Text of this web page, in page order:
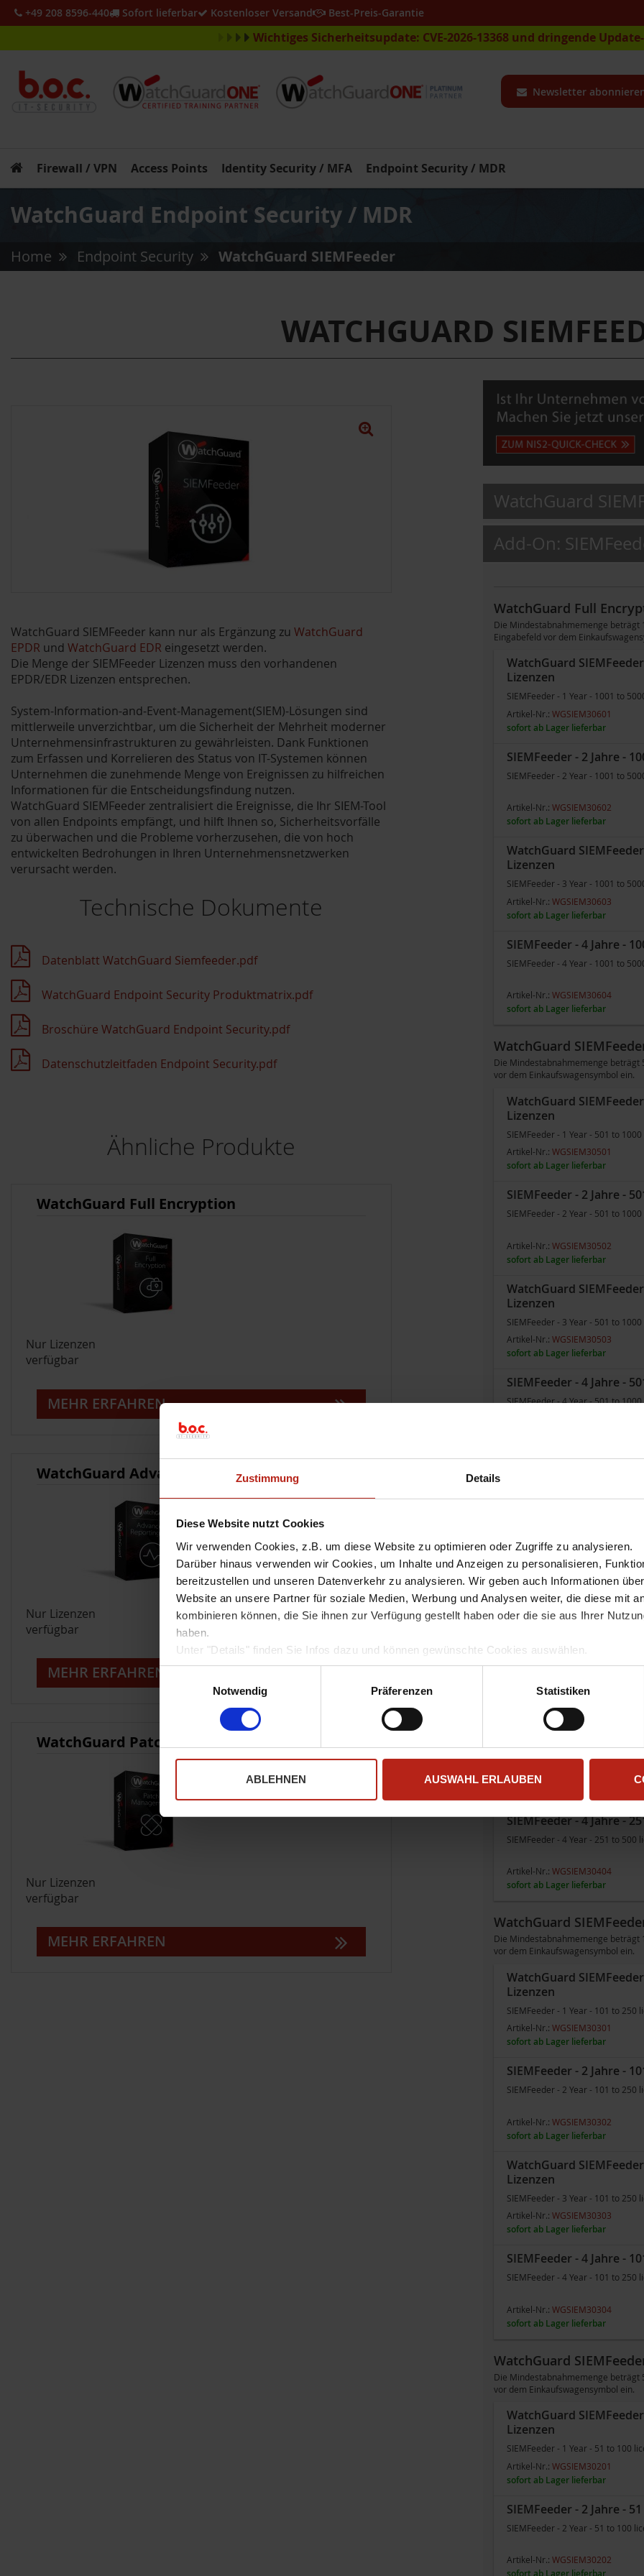
Zustimmung Details
Diese Website nutzt Cookies
Wir verwenden Cookies, z.B. um diese Website zu optimieren oder Zugriffe zu analysieren.
Darüber hinaus verwenden wir Cookies, um Inhalte und Anzeigen zu personalisieren,
bereitzustellen und unseren Datenverkehr zu analysieren. Wir geben auch Informationen
Website an unsere Partner für soziale Medien, Werbung und Analysen weiter, die diese mit
kombinieren können, die Sie ihnen zur Verfügung gestellt haben oder die sie aus Ihrer
haben.
Unter "Details" finden Sie Infos dazu und können gewünschte Cookies auswählen.
Weitere Informationen zum Umgang und zur Speicherung Ihrer Daten finden Sie in unserer
Sofern Sie die Website in vollem Funktionsumfang nutzen möchten, akzeptieren Sie bitte mit
Einwilligungsauswahl
Notwendig
Präferenzen Statistiken
ABLEHNEN AUSWAHL ERLAUBEN
Wichtiges Sicherheitsupdate: CVE-2026-13368 und dringende
Newsletter
+49 208 8596-440 Sofort lieferbar Kostenloser Versand Best-Preis-Garantie
Firewall / VPN Access Points Identity Security / MFA Endpoint Security / MDR
WatchGuard Endpoint Security / MDR
Home Endpoint Security WatchGuard SIEMFeeder
WATCHGUARD
WatchGuard SIEMFeeder kann nur als Ergänzung zu WatchGuard
EPDR und WatchGuard EDR eingesetzt werden.
Die Menge der SIEMFeeder Lizenzen muss den vorhandenen
EPDR/EDR Lizenzen entsprechen.
System-Information-and-Event-Management(SIEM)-Lösungen sind
mittlerweile unverzichtbar, um die Sicherheit der Mehrheit moderner
Unternehmensinfrastrukturen zu gewährleisten. Dank Funktionen
zum Erfassen und Korrelieren des Status von IT-Systemen können
Unternehmen die zunehmende Menge von Ereignissen zu hilfreichen
Informationen für die Entscheidungsfindung nutzen.
WatchGuard SIEMFeeder zentralisiert die Ereignisse, die Ihr SIEM-Tool
von allen Endpoints empfängt, und hilft Ihnen so, Sicherheitsvorfälle
zu überwachen und die Probleme vorherzusehen, die von hoch
entwickelten Bedrohungen in Ihren Unternehmensnetzwerken
verursacht werden.
Technische Dokumente
Datenblatt WatchGuard Siemfeeder.pdf
WatchGuard Endpoint Security Produktmatrix.pdf
Broschüre WatchGuard Endpoint Security.pdf
Datenschutzleitfaden Endpoint Security.pdf
Ähnliche Produkte
WatchGuard Full Encryption
Nur Lizenzen
verfügbar
MEHR ERFAHREN
WatchGuard Advanced Reporting Tool
Nur Lizenzen
verfügbar
MEHR ERFAHREN
WatchGuard Patch Management
Nur Lizenzen
verfügbar
MEHR ERFAHREN
WatchGuard
Add-On:
WatchGuard Full
Die Mindestabnahmemenge beträgt
Eingabefeld vor dem
WatchGuard
Lizenzen
SIEMFeeder - 1 Year - 1001 to
Artikel-Nr.: WGSIEM30601
sofort ab Lager lieferbar
SIEMFeeder - 2 Jahre -
SIEMFeeder - 2 Year - 1001 to
Artikel-Nr.: WGSIEM30602
sofort ab Lager lieferbar
WatchGuard
Lizenzen
SIEMFeeder - 3 Year - 1001 to
Artikel-Nr.: WGSIEM30603
sofort ab Lager lieferbar
SIEMFeeder - 4 Jahre -
SIEMFeeder - 4 Year - 1001 to
Artikel-Nr.: WGSIEM30604
sofort ab Lager lieferbar
WatchGuard
Die Mindestabnahmemenge beträgt
vor dem Einkaufswagensymbol ein.
WatchGuard
Lizenzen
SIEMFeeder - 1 Year - 501 to
Artikel-Nr.: WGSIEM30501
sofort ab Lager lieferbar
SIEMFeeder - 2 Jahre -
SIEMFeeder - 2 Year - 501 to
Artikel-Nr.: WGSIEM30502
sofort ab Lager lieferbar
WatchGuard
Lizenzen
SIEMFeeder - 3 Year - 501 to
Artikel-Nr.: WGSIEM30503
sofort ab Lager lieferbar
SIEMFeeder - 4 Jahre -
SIEMFeeder - 4 Year - 501 to
WatchGuard
Die Mindestabnahmemenge beträgt
WatchGuard
Lizenzen
SIEMFeeder - 1 Year - 251 to 500
sofort ab Lager lieferbar
SIEMFeeder - 2 Year - 251 to 500
sofort ab Lager lieferbar
WatchGuard
SIEMFeeder - 3 Year - 251 to 500
Artikel-Nr.:
SIEMFeeder - 4 Jahre -
SIEMFeeder - 4 Year - 251 to 500
Artikel-Nr.: WGSIEM30404
sofort ab Lager lieferbar
WatchGuard
Die Mindestabnahmemenge beträgt
vor dem Einkaufswagensymbol ein.
WatchGuard
Lizenzen
SIEMFeeder - 1 Year - 101 to 250
Artikel-Nr.: WGSIEM30301
sofort ab Lager lieferbar
SIEMFeeder - 2 Jahre -
SIEMFeeder - 2 Year - 101 to 250
Artikel-Nr.: WGSIEM30302
sofort ab Lager lieferbar
WatchGuard
Lizenzen
SIEMFeeder - 3 Year - 101 to 250
Artikel-Nr.: WGSIEM30303
sofort ab Lager lieferbar
SIEMFeeder - 4 Jahre -
SIEMFeeder - 4 Year - 101 to 250
Artikel-Nr.: WGSIEM30304
sofort ab Lager lieferbar
WatchGuard
Die Mindestabnahmemenge beträgt
vor dem Einkaufswagensymbol ein.
WatchGuard
Lizenzen
SIEMFeeder - 1 Year - 51 to 100
Artikel-Nr.: WGSIEM30201
sofort ab Lager lieferbar
SIEMFeeder - 2 Jahre -
SIEMFeeder - 2 Year - 51 to 100
Artikel-Nr.: WGSIEM30202